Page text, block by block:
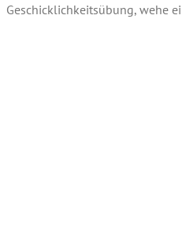
Geschicklichkeitsübung, wehe